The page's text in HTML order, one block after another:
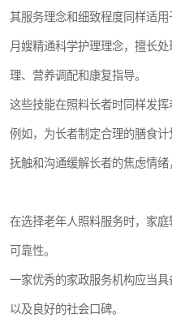
其服务理念和细致程度同样适用
月嫂精通科学护理理念，擅长
理、营养调配和康复指导。
这些技能在照料长者时同样发挥
例如，为长者制定合理的膳食
抚触和沟通缓解长者的焦虑情绪
在选择老年人照料服务时，家
可靠性。
一家优秀的家政服务机构应当
以及良好的社会口碑。